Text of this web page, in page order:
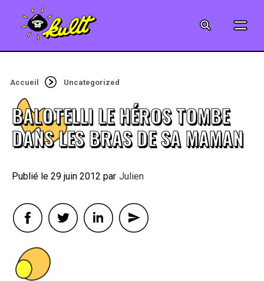
MUSIQUE
JEUX-VIDÉO
Accueil Uncategorized
BALOTELLI LE HÉROS TOMBE
DANS LES BRAS DE SA MAMAN
29 juin 2012 By Julien